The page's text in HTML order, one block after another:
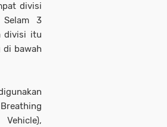
divisi
Selam 3
divisi itu
di bawah